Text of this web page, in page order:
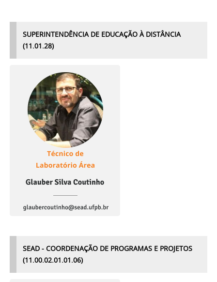
SUPERINTENDÊNCIA DE EDUCAÇÃO À DISTÂNCIA
(11.01.28)
SEAD - COORDENAÇÃO DE PROGRAMAS E PROJETOS
(11.00.02.01.01.06)